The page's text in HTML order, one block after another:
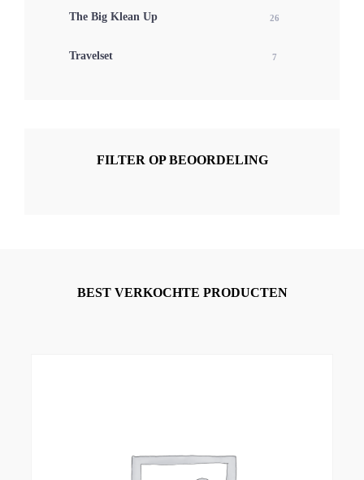
The Big Klean Up 26
Travelset 7
FILTER OP BEOORDELING
BEST VERKOCHTE PRODUCTEN